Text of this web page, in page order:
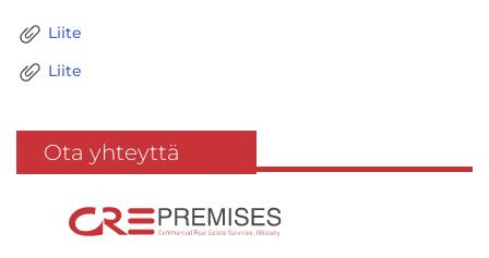
Liite
Liite
Ota yhteyttä